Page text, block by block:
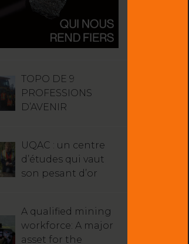
TOPO DE 9
PROFESSIONS
D’AVENIR
UQAC : un centre
d’études qui vaut
son pesant d’or
A qualified mining
workforce: A major
asset for the